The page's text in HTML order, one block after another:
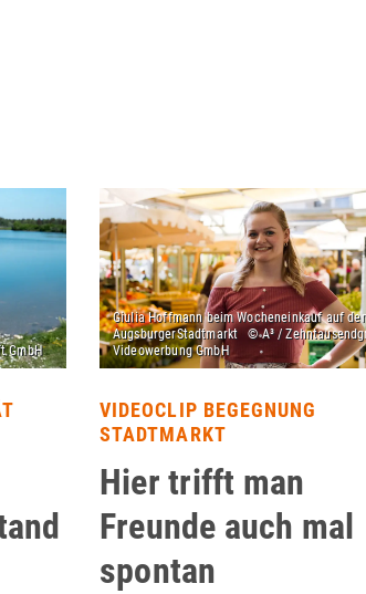
VIDEOCLIP BEGEGNUNG
STADTMARKT
Hier trifft man
Freunde auch mal
spontan